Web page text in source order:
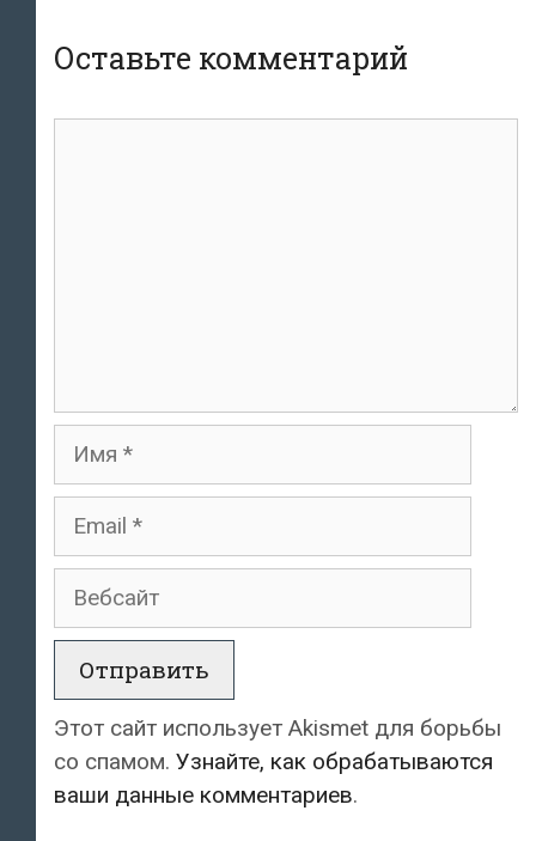
Оставьте комментарий
Имя
Email
Вебсайт
Этот сайт использует Akismet для борьбы
со спамом. Узнайте, как обрабатываются
ваши данные комментариев.